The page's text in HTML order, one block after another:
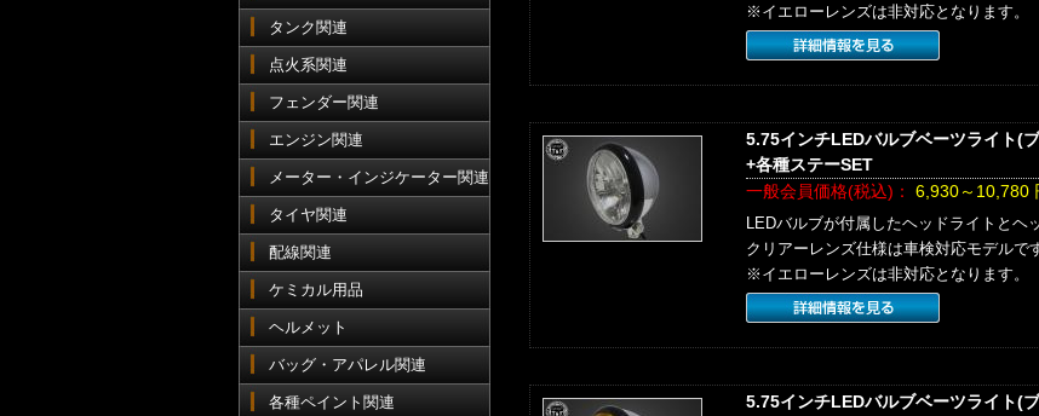
タンク関連
点火系関連
フェンダー関連
エンジン関連
メーター・インジケーター関連
タイヤ関連
配線関連
ケミカル用品
ヘルメット
バッグ・アパレル関連
各種ペイント関連
※イエローレンズは非対応となります。
5.75インチLEDバルブベーツライト(
+各種ステーSET
一般会員価格(税込)： 6,930～10,780
LEDバルブが付属したヘッドライトとヘ
クリアーレンズ仕様は車検対応モデルで
※イエローレンズは非対応となります。
5.75インチLEDバルブベーツライト(